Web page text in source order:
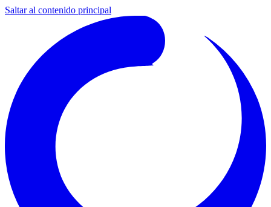
Saltar al contenido principal